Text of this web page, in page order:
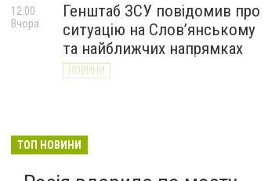
Генштаб ЗСУ повідомив про
ситуацію на Слов’янському
та найближчих напрямках
НОВИНИ
12:00
Вчора
великої війни: 7 серпня
ТОП НОВИНИ